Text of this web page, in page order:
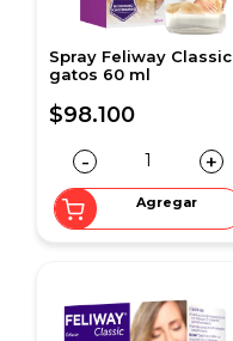
Spray Feliway Classic
gatos 60 ml
$98.100
- +
Agregar